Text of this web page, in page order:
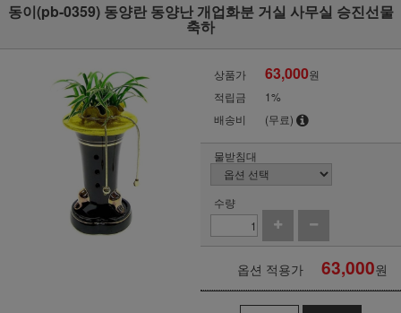
동이(pb-0359) 동양란 동양난 개업화분 거실 사무실 승진선물
축하
상품가 63,000원
적립금
1%
배송비
(무료)
물받침대
수량
옵션 적용가 63,000원